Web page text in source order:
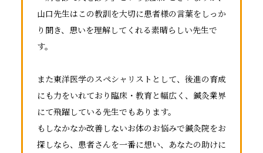
山口先生はこの教訓を大切に患者様の言葉をしっか
り聞き、思いを理解してくれる素晴らしい先生で
す。
また東洋医学のスペシャリストとして、後進の育成
にも力をいれており臨床・教育と幅広く、鍼灸業界
にて飛躍している先生でもあります。
もしなかなか改善しないお体のお悩みで鍼灸院をお
探しなら、患者さんを一番に想い、あなたの助けに